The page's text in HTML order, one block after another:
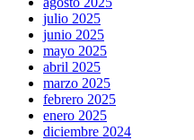
julio 2025
junio 2025
mayo 2025
abril 2025
marzo 2025
febrero 2025
enero 2025
diciembre 2024